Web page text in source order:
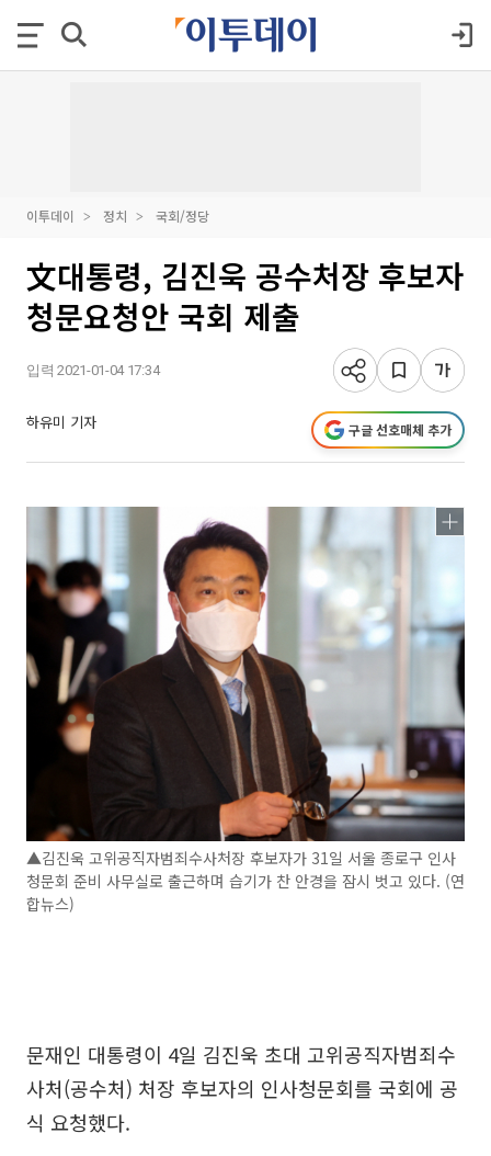
이투데이 정치 국회/정당
文대통령, 김진욱 공수처장 후보자
청문요청안 국회 제출
입력 2021-01-04 17:34
하유미 기자 구글 선호매체 추가
▲김진욱 고위공직자범죄수사처장 후보자가 31일 서울 종로구 인사
청문회 준비 사무실로 출근하며 습기가 찬 안경을 잠시 벗고 있다. (연
합뉴스)
문재인 대통령이 4일 김진욱 초대 고위공직자범죄수
사처(공수처) 처장 후보자의 인사청문회를 국회에 공
식 요청했다.